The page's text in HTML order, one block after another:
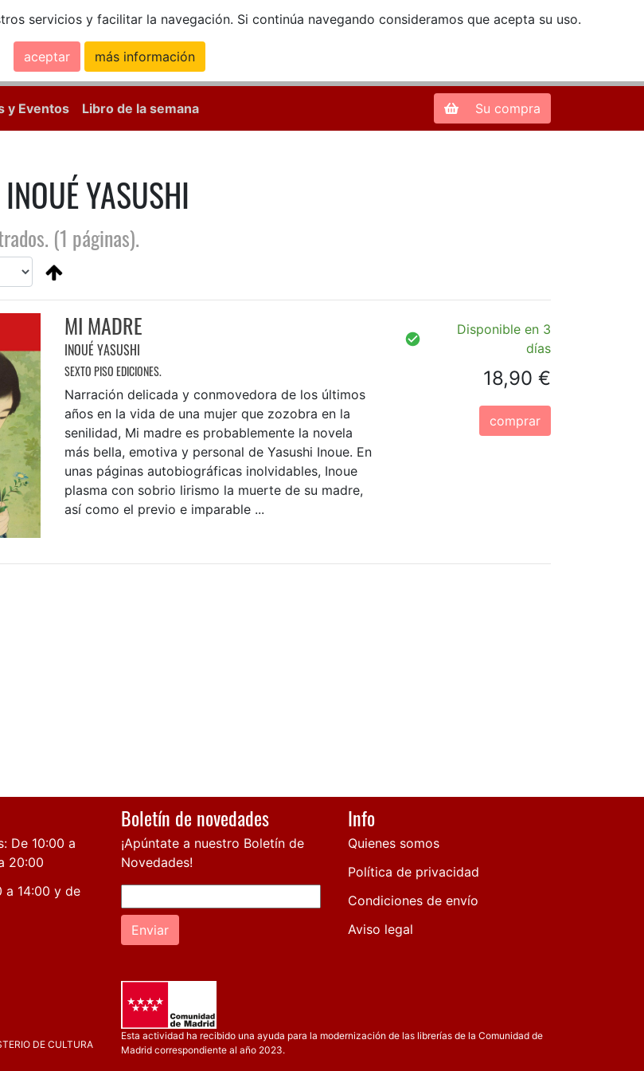
servicios y facilitar la navegación. Si continúa navegando consideramos que acepta su uso.
aceptar más información
Zona de Clientes
y Eventos Libro de la semana Su compra
YASUSHI
(1 páginas).
MI MADRE
INOUÉ YASUSHI
SEXTO PISO EDICIONES.
Narración delicada y conmovedora de los últimos
años en la vida de una mujer que zozobra en la
senilidad, Mi madre es probablemente la novela
más bella, emotiva y personal de Yasushi Inoue. En
unas páginas autobiográficas inolvidables, Inoue
plasma con sobrio lirismo la muerte de su madre,
así como el previo e imparable ...
Disponible en 3
días
18,90 €
comprar
De 10:00 a
20:00
a 14:00 y de
Boletín de novedades
¡Apúntate a nuestro Boletín de
Novedades!
Enviar
Info
Quienes somos
Política de privacidad
Condiciones de envío
Aviso legal
DE CULTURA
Esta actividad ha recibido una ayuda para la modernización de las librerías de la Comunidad de
Madrid correspondiente al año 2023.